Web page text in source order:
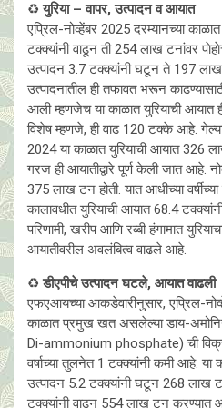
♻️युरिया – वापर, उत्पादन व आयात
एप्रिल-नोव्हेंबर 2025 दरम्यानच्या
टक्क्यांनी वाढून ती 254 लाख टनांवर
उत्पादन 3.7 टक्क्यांनी घटून ते 197
उत्पादनातील ही तफावत भरून
आली म्हणजेच या काळात युरियाची आयात
विशेष म्हणजे, ही वाढ 120 टक्के आहे. गेल्या
2024 या काळात युरियाची आयात 326
गरज ही आयातीद्वारे पूर्ण केली जात आहे.
375 लाख टन होती. यात आधीच्या
कालावधीत युरियाची आयात 68.4
परिणामी, खरीप आणि रब्बी हंगामात
आयातीवरील अवलंबित्व वाढले आहे.
♻️ डीएपीचे उत्पादन घटले, आयात वाढली
एफएआयच्या आकडेवारीनुसार, एप्रिल-
काळात प्रमुख खत असलेल्या डाय-
Di-ammonium phosphate) ची
वर्षाच्या तुलनेत 1 टक्क्यांनी कमी आहे. या
उत्पादन 5.2 टक्क्यांनी घटून 268 लाख
टक्क्यांनी वाढून 554 लाख टन करण्यात